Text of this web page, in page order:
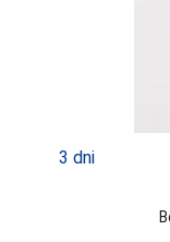
3 dni